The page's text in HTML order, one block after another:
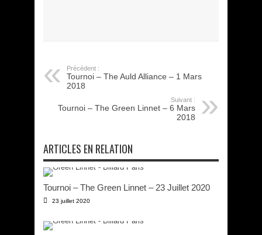
Précédent :
Tournoi – The Auld Alliance – 1 Mars
2018
Suivant :
Tournoi – The Green Linnet – 6 Mars
2018
ARTICLES EN RELATION
Tournoi – The Green Linnet – 23 Juillet 2020
23 juillet 2020